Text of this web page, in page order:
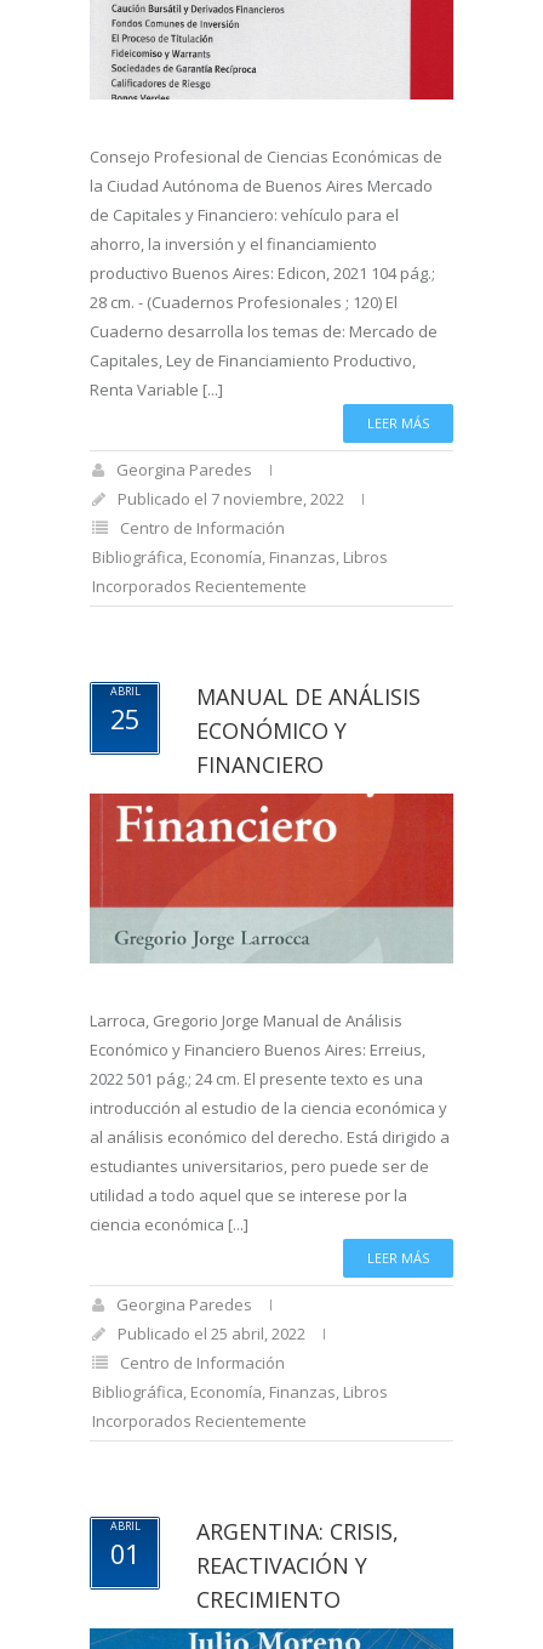
Consejo Profesional de Ciencias Económicas de
la Ciudad Autónoma de Buenos Aires Mercado
de Capitales y Financiero: vehículo para el
ahorro, la inversión y el financiamiento
productivo Buenos Aires: Edicon, 2021 104 pág.;
28 cm. - (Cuadernos Profesionales ; 120) El
Cuaderno desarrolla los temas de: Mercado de
Capitales, Ley de Financiamiento Productivo,
Renta Variable [...]
LEER MÁS
Georgina Paredes
Publicado el 7 noviembre, 2022
Centro de Información
Bibliográfica Economía Finanzas Libros
Incorporados Recientemente
ABRIL
25
MANUAL DE ANÁLISIS
ECONÓMICO Y
FINANCIERO
Larroca, Gregorio Jorge Manual de Análisis
Económico y Financiero Buenos Aires: Erreius,
2022 501 pág.; 24 cm. El presente texto es una
introducción al estudio de la ciencia económica y
al análisis económico del derecho. Está dirigido a
estudiantes universitarios, pero puede ser de
utilidad a todo aquel que se interese por la
ciencia económica [...]
LEER MÁS
Georgina Paredes
Publicado el 25 abril, 2022
Centro de Información
Bibliográfica, Economía, Finanzas, Libros
Incorporados Recientemente
ABRIL
01
ARGENTINA: CRISIS,
REACTIVACIÓN Y
CRECIMIENTO